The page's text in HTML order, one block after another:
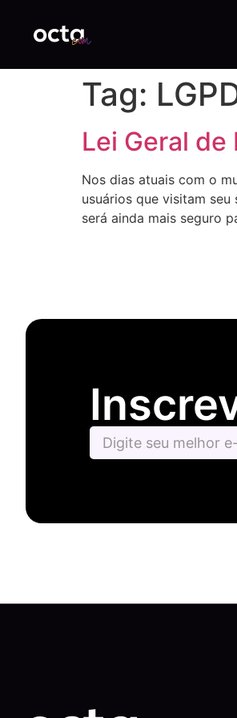
Tag:
Lei Geral de
Nos dias atuais com o
usuários que visitam
será ainda mais seguro